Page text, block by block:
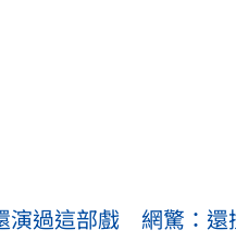
演過這部戲 網驚：還